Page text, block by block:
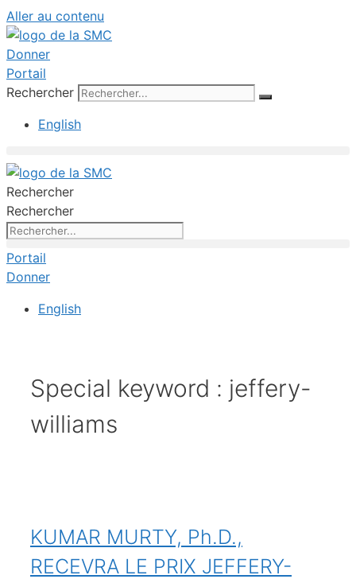
Aller au contenu
Donner
Portail
Rechercher
English
Rechercher
Rechercher
Portail
Donner
English
Special keyword : jeffery-
williams
KUMAR MURTY, Ph.D.,
RECEVRA LE PRIX JEFFERY-